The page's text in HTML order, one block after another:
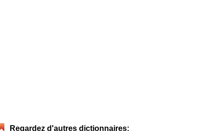
Regardez d'autres dictionnaires: